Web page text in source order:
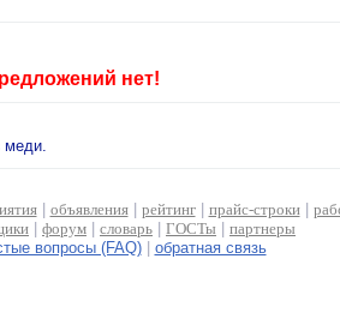
нет!
меди.
| объявления| рейтинг| прайс-строки|
форум словарь ГОСТы
партнеры
вопросы (FAQ)| обратная связь